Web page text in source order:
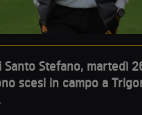
Stefano, martedì
scesi in campo a